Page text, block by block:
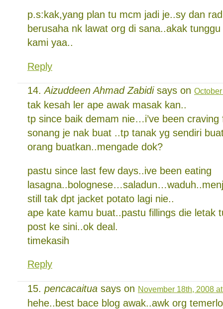
p.s:kak,yang plan tu mcm jadi je..sy dan
berusaha nk lawat org di sana..akak
kami yaa..
Reply
Aizuddeen Ahmad Zabidisays on
tak kesah ler ape awak masak kan..
tp since baik demam nie…i’ve been
sonang je nak buat ..tp tanak yg sendiri
orang buatkan..mengade dok?
pastu since last few days..ive been eating
still tak dpt jacket potato lagi nie..
ape kate kamu buat..pastu fillings die letak
post ke sini..ok deal.
timekasih
Reply
pencacaitua says on November 18th, 2008
hehe..best bace blog awak..awk org